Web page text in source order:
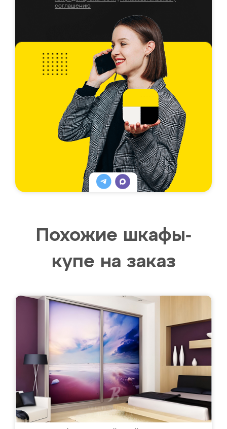
соглашению
Похожие шкафы-
купе на заказ